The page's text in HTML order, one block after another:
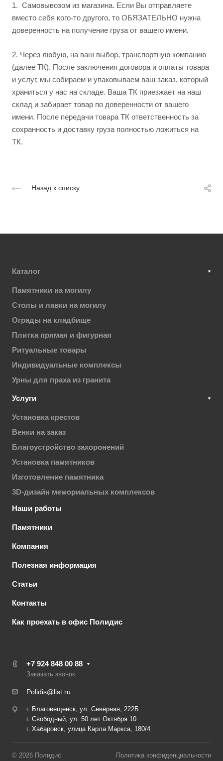
1. Самовывозом из магазина. Если Вы отправляете
вместо себя кого-то другого, то ОБЯЗАТЕЛЬНО нужна
доверенность на получение груза от вашего имени.
2. Через любую, на ваш выбор, транспортную компанию
(далее ТК). После заключения договора и оплаты товара
и услуг, мы собираем и упаковываем ваш заказ, который
храниться у нас на складе. Ваша ТК приезжает на наш
склад и забирает товар по доверенности от вашего
имени. После передачи товара ТК ответственность за
сохранность и доставку груза полностью ложиться на
ТК.
Назад к списку
Каталог
Памятники на могилу
Столы и лавки на могилу
Ограды на кладбище
Плитка прямая и фигурная
Ритуальные товары
Индивидуальные комплексы
Урны для праха из гранита
Услуги
Установка крестов
Венки на заказ
Благоустройство захоронений
Установка памятников
Изготовление памятника
3D-дизайн мемориальных комплексов
Наши работы
Памятники
Компания
Полезная информация
Статьи
Контакты
Как проехать в офис Полидис
+7 924 848 00 88
Заказать звонок
Polidis@list.ru
г. Благовещенск, ул. Северная, 222Б
г. Свободный, ул. 50 лет Октября 10
г. Хабаровск, улица Карла Маркса, 180/4
© 2026 Полидис Политика конфиденциальности